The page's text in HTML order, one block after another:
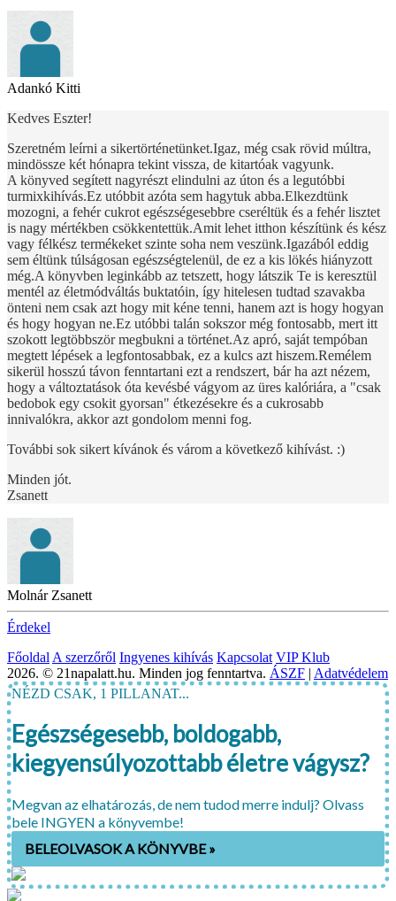
Adankó Kitti
Kedves Eszter!
Szeretném leírni a sikertörténetünket.Igaz, még csak rövid múltra,
mindössze két hónapra tekint vissza, de kitartóak vagyunk.
A könyved segített nagyrészt elindulni az úton és a legutóbbi
turmixkihívás.Ez utóbbit azóta sem hagytuk abba.Elkezdtünk
mozogni, a fehér cukrot egészségesebbre cseréltük és a fehér lisztet
is nagy mértékben csökkentettük.Amit lehet itthon készítünk és kész
vagy félkész termékeket szinte soha nem veszünk.Igazából eddig
sem éltünk túlságosan egészségtelenül, de ez a kis lökés hiányzott
még.A könyvben leginkább az tetszett, hogy látszik Te is keresztül
mentél az életmódváltás buktatóin, így hitelesen tudtad szavakba
önteni nem csak azt hogy mit kéne tenni, hanem azt is hogy hogyan
és hogy hogyan ne.Ez utóbbi talán sokszor még fontosabb, mert itt
szokott legtöbbször megbukni a történet.Az apró, saját tempóban
megtett lépések a legfontosabbak, ez a kulcs azt hiszem.Remélem
sikerül hosszú távon fenntartani ezt a rendszert, bár ha azt nézem,
hogy a változtatások óta kevésbé vágyom az üres kalóriára, a "csak
bedobok egy csokit gyorsan" étkezésekre és a cukrosabb
innivalókra, akkor azt gondolom menni fog.
További sok sikert kívánok és várom a következő kihívást. :)
Minden jót.
Zsanett
Molnár Zsanett
Érdekel
FőoldalA szerzőről Ingyenes kihívás Kapcsolat VIP Klub
2026. © 21napalatt.hu. Minden jog fenntartva. ÁSZF | Adatvédelem
NÉZD CSAK, 1 PILLANAT...
Egészségesebb, boldogabb,
kiegyensúlyozottabb életre vágysz?
Megvan az elhatározás, de nem tudod merre indulj? Olvass
bele INGYEN a könyvembe!
BELEOLVASOK A KÖNYVBE »